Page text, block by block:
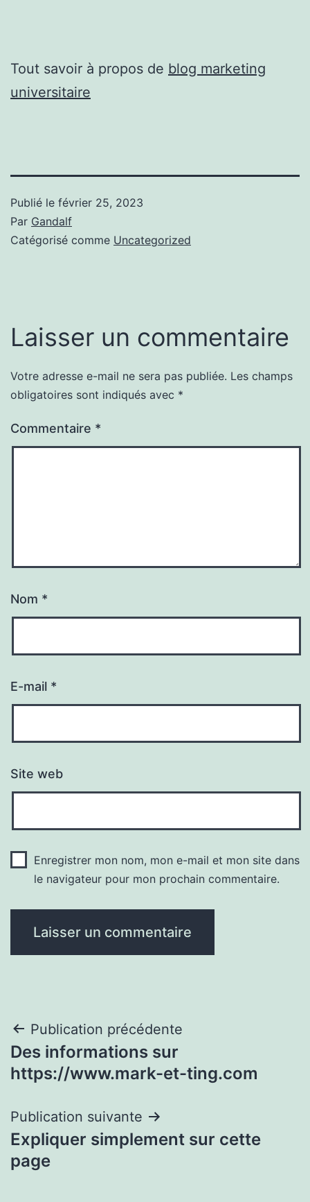
Tout savoir à propos de blog marketing
universitaire
Publié le février 25, 2023
Par Gandalf
Catégorisé comme Uncategorized
Laisser un commentaire
Votre adresse e-mail ne sera pas publiée. Les champs
obligatoires sont indiqués avec *
Commentaire *
Nom *
E-mail *
Site web
Enregistrer mon nom, mon e-mail et mon site dans
le navigateur pour mon prochain commentaire.
Navigation
de
Publication précédente
Des informations sur
https://www.mark-et-ting.com
Publication suivante
Expliquer simplement sur cette
page